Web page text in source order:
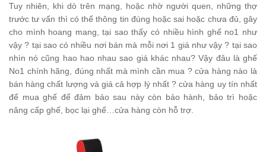
Tuy nhiên, khi dò trên mạng, hoặc nhờ người quen, những thợ
trước tư vấn thì có thể thông tin đúng hoặc sai hoặc chưa đủ, gây
cho mình hoang mang, tại sao thấy có nhiều hình ghế no1 như
vậy ? tại sao có nhiều nơi bán mà mỗi nơi 1 giá như vậy ? tại sao
nhìn nó cũng hao hao nhau sao giá khác nhau? Vậy đâu là ghế
No1 chính hãng, đúng nhất mà mình cần mua ? cửa hàng nào là
bán hàng chất lượng và giá cả hợp lý nhất ? cửa hàng uy tín nhất
để mua ghế để đảm bảo sau này còn bảo hành, bảo trì hoặc
nâng cấp ghế, bọc lại ghế…cửa hàng còn hỗ trợ.